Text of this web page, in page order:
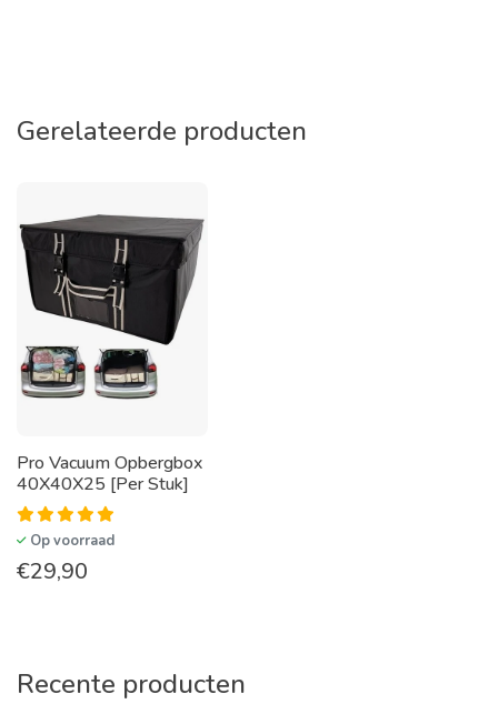
Gerelateerde producten
Pro Vacuum Opbergbox
40X40X25 [Per Stuk]
Op voorraad
€29,90
Recente producten